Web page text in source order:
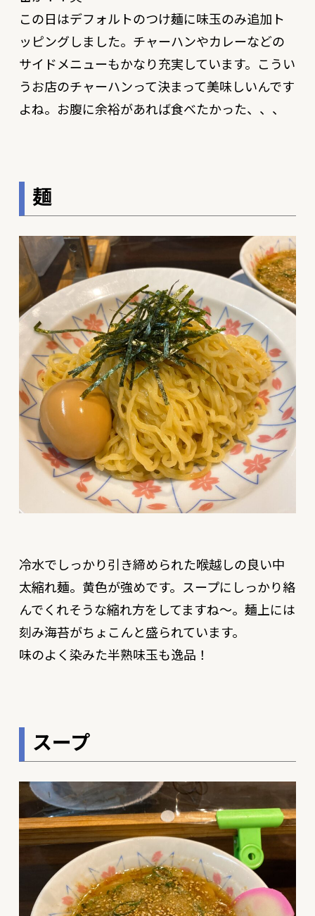
この日はデフォルトのつけ麺に味玉のみ追加ト
ッピングしました。チャーハンやカレーなどの
サイドメニューもかなり充実しています。こうい
うお店のチャーハンって決まって美味しいんです
よね。お腹に余裕があれば食べたかった、、、
麺
冷水でしっかり引き締められた喉越しの良い中
太縮れ麺。黄色が強めです。スープにしっかり絡
んでくれそうな縮れ方をしてますね〜。麺上には
刻み海苔がちょこんと盛られています。
味のよく染みた半熟味玉も逸品！
スープ